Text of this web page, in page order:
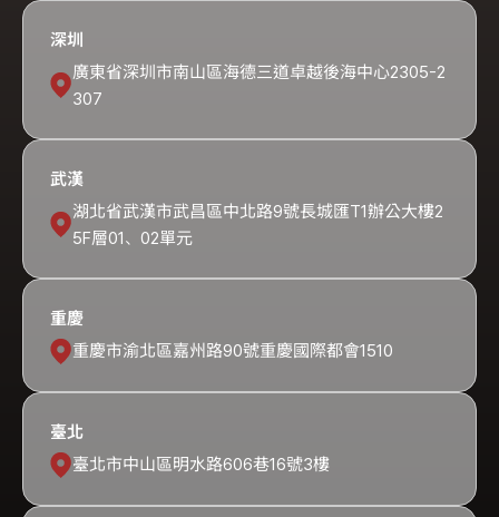
深圳
廣東省深圳市南山區海德三道卓越後海中心2305-2
307
武漢
湖北省武漢市武昌區中北路9號長城匯T1辦公大樓2
5F層01、02單元
重慶
重慶市渝北區嘉州路90號重慶國際都會1510
臺北
臺北市中山區明水路606巷16號3樓